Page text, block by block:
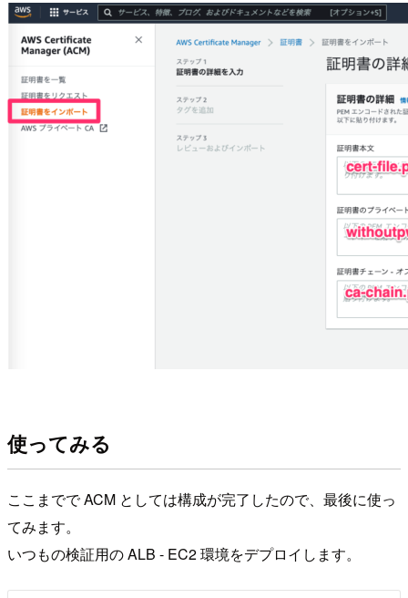
使ってみる
ここまでで ACM としては構成が完了したので、最後に使っ
てみます。
いつもの検証用の ALB - EC2 環境をデプロイします。